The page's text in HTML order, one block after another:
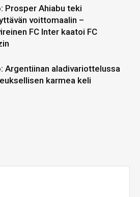
Prosper Ahiabu teki
voittomaalin –
FC Inter kaatoi FC
Argentiinan aladivariottelussa
karmea keli